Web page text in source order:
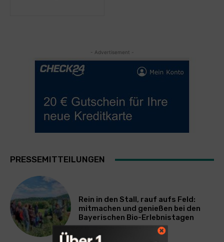
- Advertisement -
PRESSEMITTEILUNGEN
Rein in den Stall, rauf aufs Feld:
mitmachen und genießen bei den
Bayerischen Bio-Erlebnistagen